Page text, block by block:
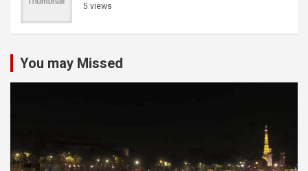
5 views
You may Missed